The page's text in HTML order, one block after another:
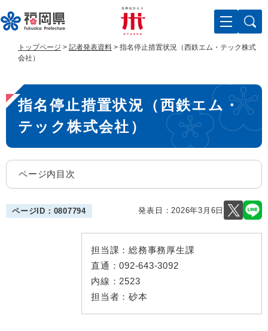
ー
ジ
す
。
ニ
ュ
し
て
へ
トップページ > 記者発表資料 > 指名停止措置状況（西鉄エム・テック株式
会社）
本
文
指名停止措置状況（西鉄エム・
テック株式会社）
ページ内目次
ページID：0807794 発表日：2026年3月6日
担当課： 総務事務厚生課
直通：092-643-3092
内線： 2523
担当者： 砂本